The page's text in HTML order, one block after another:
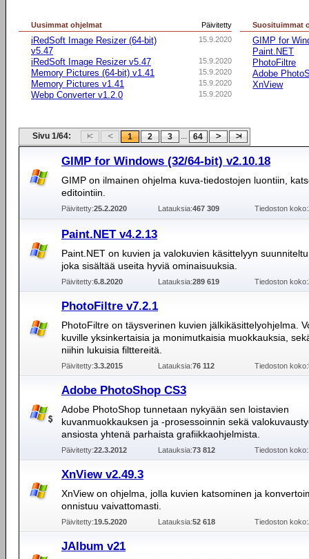
Päivitetty
Uusimmat ohjelmat
15.9.2020
iRedSoft Image Resizer (64-bit)
v5.47
15.9.2020
iRedSoft Image Resizer v5.47
15.9.2020
Memory Pictures (64-bit) v1.41
15.9.2020
Memory Pictures v1.41
15.9.2020
Webp Converter v1.2.0
Suosituimmat
GIMP for
Paint.NET
PhotoFiltre
Adobe
XnView
Sivu 1/64: 1 2 3 ... 64
GIMP for Windows (32/64-bit) v2.10.18
GIMP on ilmainen ohjelma kuva-tiedostojen luontiin,
editointiin.
Päivitetty:25.2.2020 Latauksia:467 309 Tiedoston koko:
Paint.NET v4.2.13
Paint.NET on kuvien ja valokuvien käsittelyyn
joka sisältää useita hyviä ominaisuuksia.
Päivitetty:6.8.2020 Latauksia:289 619 Tiedoston koko:
PhotoFiltre v7.2.1
PhotoFiltre on täysverinen kuvien jälkikäsittelyohjelma.
kuville yksinkertaisia ja monimutkaisia muokkauksia,
niihin lukuisia filttereitä.
Päivitetty:3.3.2015 Latauksia:76 112 Tiedoston koko:
Adobe PhotoShop CS3
Adobe PhotoShop tunnetaan nykyään sen loistavien
kuvanmuokkauksen ja -prosessoinnin sekä
ansiosta yhtenä parhaista grafiikkaohjelmista.
Päivitetty:22.3.2012 Latauksia:73 812 Tiedoston koko:
XnView v2.49.3
XnView on ohjelma, jolla kuvien katsominen ja
onnistuu vaivattomasti.
Päivitetty:19.5.2020 Latauksia:52 618 Tiedoston koko:
JAlbum v21